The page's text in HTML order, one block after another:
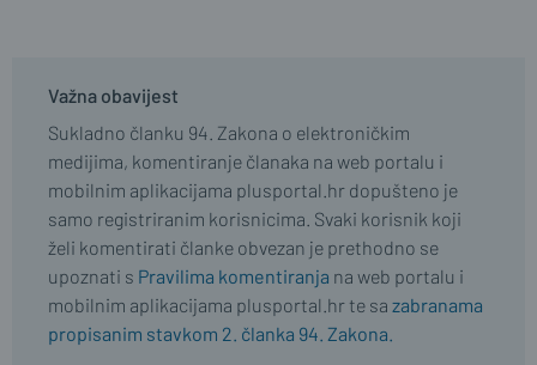
Važna obavijest
Sukladno članku 94. Zakona o elektroničkim
medijima, komentiranje članaka na web portalu i
mobilnim aplikacijama plusportal.hr dopušteno je
samo registriranim korisnicima. Svaki korisnik koji
želi komentirati članke obvezan je prethodno se
upoznati s Pravilima komentiranja na web portalu i
mobilnim aplikacijama plusportal.hr te sa zabranama
propisanim stavkom 2. članka 94. Zakona.